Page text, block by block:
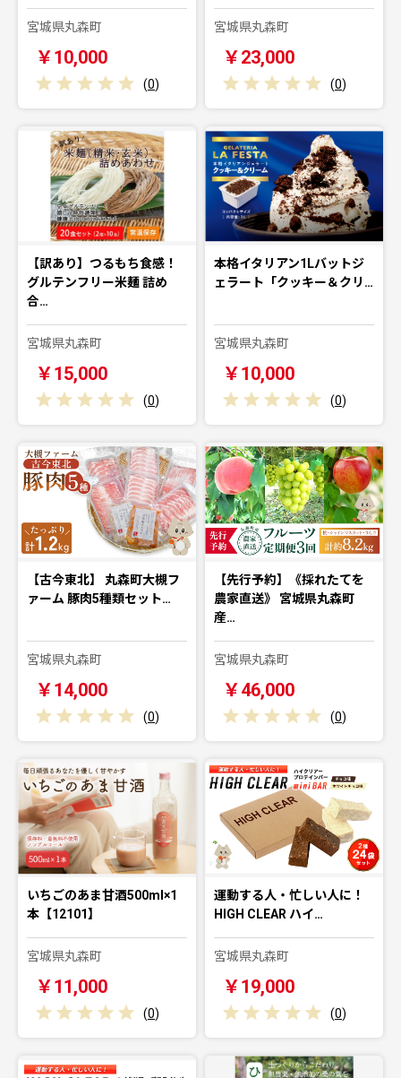
宮城県丸森町
￥10,000
(0)
宮城県丸森町
￥23,000
(0)
【訳あり】つるもち食感！
グルテンフリー米麺 詰め
合…
宮城県丸森町
￥15,000
(0)
本格イタリアン1Lバットジ
ェラート「クッキー＆クリ…
宮城県丸森町
￥10,000
(0)
【古今東北】 丸森町大槻フ
ァーム 豚肉5種類セット…
宮城県丸森町
￥14,000
(0)
【先行予約】《採れたてを
農家直送》 宮城県丸森町
産…
宮城県丸森町
￥46,000
(0)
いちごのあま甘酒500ml×1
本【12101】
宮城県丸森町
￥11,000
(0)
運動する人・忙しい人に！
HIGH CLEAR ハイ…
宮城県丸森町
￥19,000
(0)